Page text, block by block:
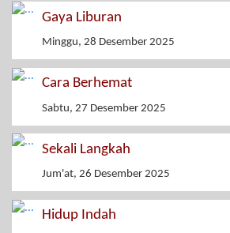
Gaya Liburan
Minggu, 28 Desember 2025
Cara Berhemat
Sabtu, 27 Desember 2025
Sekali Langkah
Jum'at, 26 Desember 2025
Hidup Indah